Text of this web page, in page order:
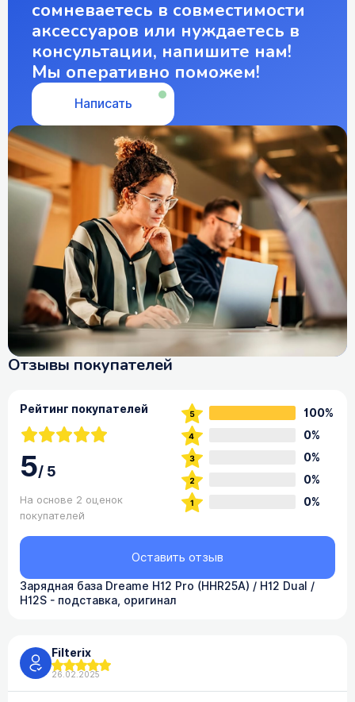
сомневаетесь в совместимости
аксессуаров или нуждаетесь в
консультации, напишите нам!
Мы оперативно поможем!
Написать
Отзывы покупателей
Рейтинг покупателей
5/5
На основе 2 оценок
покупателей
100%
0%
0%
0%
0%
Зарядная база Dreame H12 Pro (HHR25A) / H12 Dual /
H12S - подставка, оригинал
Оставить отзыв
Filterix
26.02.2025